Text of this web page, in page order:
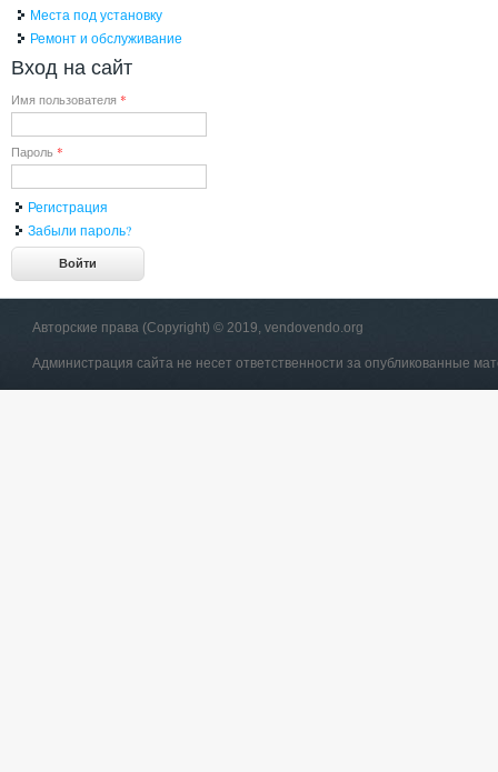
Места под установку
Ремонт и обслуживание
Вход на сайт
Имя пользователя *
Пароль *
Регистрация
Забыли пароль?
Авторские права (Copyright) © 2019, vendovendo.org
Администрация сайта не несет ответственности за опубликованные